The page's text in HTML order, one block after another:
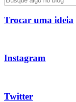
Trocar uma ideia
Instagram
Twitter